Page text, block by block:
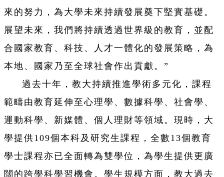
來的努力，為大學未來持續發展奠下堅實基礎。
展望未來，我們將持續透過世界級的教育，並配
合國家教育、科技、人才一體化的發展策略，為
本地、國家乃至全球社會作出貢獻。”
過去十年，教大持續推進學術多元化，課程
範疇由教育延伸至心理學、數據科學、社會學、
運動科學、新媒體、個人理財等領域。現時，大
學提供109個本科及研究生課程，全數13個教育
學士課程亦已全面轉為雙學位，為學生提供更廣
闊的跨學科學習機會。學生規模方面，教大過去